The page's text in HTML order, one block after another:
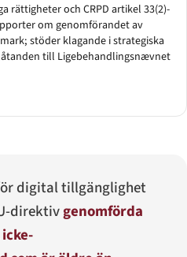
rättigheter och CRPD artikel 33(2)-
om genomförandet av
stöder klagande i strategiska
till Ligebehandlingsnævnet
digital tillgänglighet
direktivgenomförda